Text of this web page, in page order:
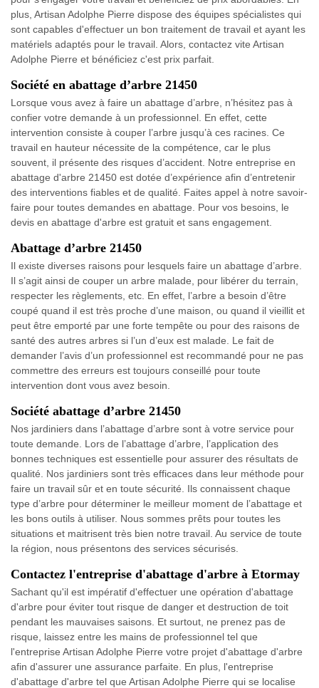
plus, Artisan Adolphe Pierre dispose des équipes spécialistes qui
sont capables d'effectuer un bon traitement de travail et ayant les
matériels adaptés pour le travail. Alors, contactez vite Artisan
Adolphe Pierre et bénéficiez c'est prix parfait.
Société en abattage d’arbre 21450
Lorsque vous avez à faire un abattage d’arbre, n’hésitez pas à
confier votre demande à un professionnel. En effet, cette
intervention consiste à couper l’arbre jusqu’à ces racines. Ce
travail en hauteur nécessite de la compétence, car le plus
souvent, il présente des risques d’accident. Notre entreprise en
abattage d'arbre 21450 est dotée d’expérience afin d’entretenir
des interventions fiables et de qualité. Faites appel à notre savoir-
faire pour toutes demandes en abattage. Pour vos besoins, le
devis en abattage d'arbre est gratuit et sans engagement.
Abattage d’arbre 21450
Il existe diverses raisons pour lesquels faire un abattage d’arbre.
Il s’agit ainsi de couper un arbre malade, pour libérer du terrain,
respecter les règlements, etc. En effet, l’arbre a besoin d’être
coupé quand il est très proche d’une maison, ou quand il vieillit et
peut être emporté par une forte tempête ou pour des raisons de
santé des autres arbres si l’un d’eux est malade. Le fait de
demander l’avis d’un professionnel est recommandé pour ne pas
commettre des erreurs est toujours conseillé pour toute
intervention dont vous avez besoin.
Société abattage d’arbre 21450
Nos jardiniers dans l’abattage d’arbre sont à votre service pour
toute demande. Lors de l’abattage d’arbre, l’application des
bonnes techniques est essentielle pour assurer des résultats de
qualité. Nos jardiniers sont très efficaces dans leur méthode pour
faire un travail sûr et en toute sécurité. Ils connaissent chaque
type d’arbre pour déterminer le meilleur moment de l’abattage et
les bons outils à utiliser. Nous sommes prêts pour toutes les
situations et maitrisent très bien notre travail. Au service de toute
la région, nous présentons des services sécurisés.
Contactez l'entreprise d'abattage d'arbre à Etormay
Sachant qu'il est impératif d'effectuer une opération d'abattage
d'arbre pour éviter tout risque de danger et destruction de toit
pendant les mauvaises saisons. Et surtout, ne prenez pas de
risque, laissez entre les mains de professionnel tel que
l'entreprise Artisan Adolphe Pierre votre projet d'abattage d'arbre
afin d'assurer une assurance parfaite. En plus, l'entreprise
d'abattage d'arbre tel que Artisan Adolphe Pierre qui se localise